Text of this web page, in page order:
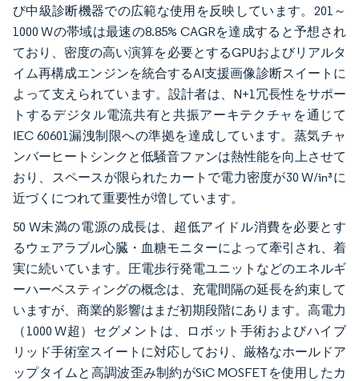
び中級診断機器での広範な使用を反映しています。201～
1000 Wの帯域は最速の8.85% CAGRを達成すると予想され
ており、密度の高い演算を必要とするGPUおよびリアルタ
イム再構成エンジンを統合するAI支援画像診断スイートに
よって支えられています。設計者は、N+1冗長性をサポー
トするデジタル電流共有と共振アーキテクチャを通じて
IEC 60601漏洩制限への準拠を達成しています。蒸気チャ
ンバーヒートシンクと低騒音ファンは熱性能を向上させて
おり、スペースが限られたカートで電力密度が30 W/in³に
近づくにつれて重要性が増しています。
50 W未満の電源の成長は、超低アイドル消費を必要とす
るウェアラブル心臓・血糖モニターによって牽引され、着
実に続いています。圧電歩行発電ユニットなどのエネルギ
ーハーベスティングの概念は、充電間隔の延長を約束して
いますが、商業的影響はまだ初期段階にあります。高電力
（1000 W超）セグメントは、ロボット手術およびハイブ
リッド手術室スイートに対応しており、厳格なホールドア
ップタイムと高調波歪み制約がSiC MOSFETを使用したカ